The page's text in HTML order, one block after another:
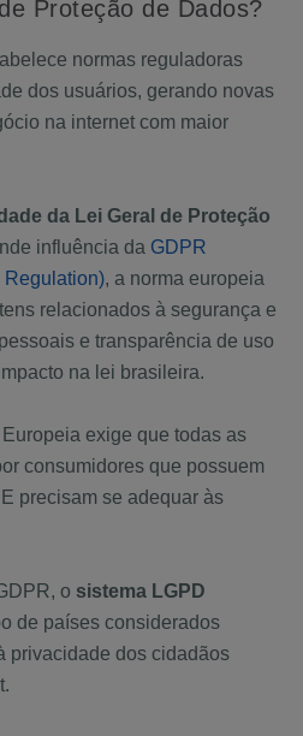
Proteção de Dados?
normas reguladoras
dos usuários, gerando novas
na internet com maior
da Lei Geral de Proteção
influência da GDPR
Regulation), a norma europeia
relacionados à segurança e
e transparência de uso
na lei brasileira.
exige que todas as
consumidores que possuem
precisam se adequar às
o sistema LGPD
de países considerados
privacidade dos cidadãos